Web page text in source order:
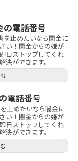
の電話番号
を止めたいなら闇金に
い！闇金からの嫌が
日ストップしてくれ
決ができます。
電話番号
止めたいなら闇金に
い！闇金からの嫌が
日ストップしてくれ
決ができます。